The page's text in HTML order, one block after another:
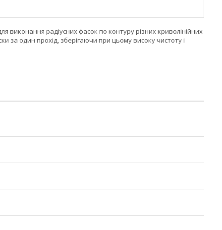
виконання радіусних фасок по контуру різних криволінійних
за один прохід, зберігаючи при цьому високу чистоту і